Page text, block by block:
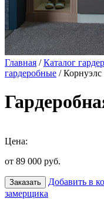
Главная /Каталог
гардеробные / Корнуэлс
Цена:
от 89 000 руб.
Заказать Добавить в
замерщика